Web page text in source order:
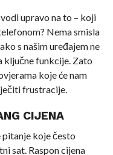
upravo na to – koji
Nema smisla
s našim uređajem ne
ključne funkcije. Zato
koje će nam
frustracije.
CIJENA
koje često
sat. Raspon cijena